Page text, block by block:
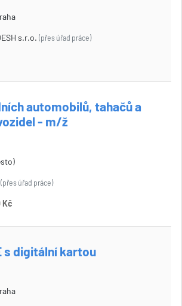
s.r.o. (přes úřad práce)
automobilů, tahačů a
- m/ž
(přes úřad práce)
Kč
s digitální kartou